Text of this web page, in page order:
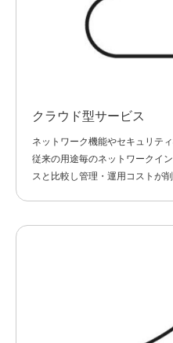
クラウド型サービス
ネットワーク機能やセキュリテ
従来の用途毎のネットワークイ
スと比較し管理・運用コストが削